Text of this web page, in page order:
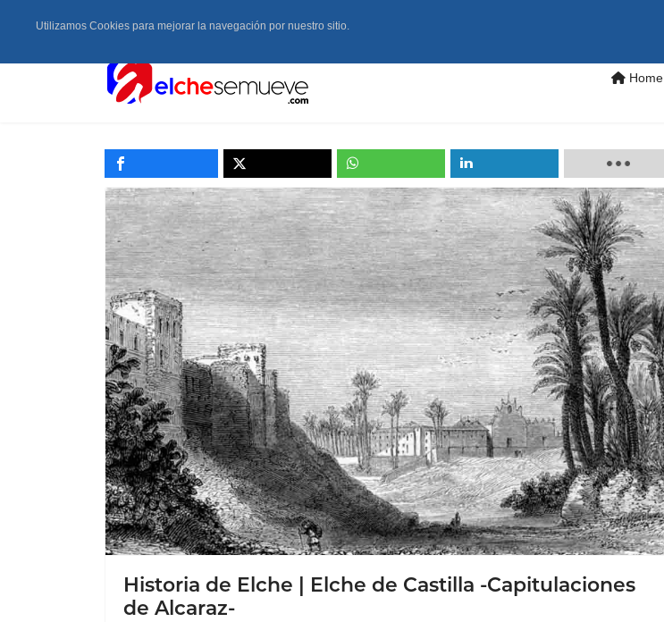
Home
Historia de Elche | Elche de Castilla -Capitulaciones
de Alcaraz-
Utilizamos Cookies para mejorar la navegación por nuestro sitio.